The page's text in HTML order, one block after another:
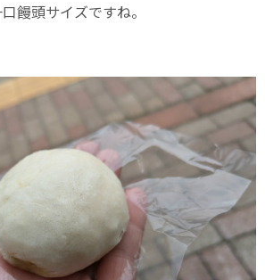
饅頭サイズですね。